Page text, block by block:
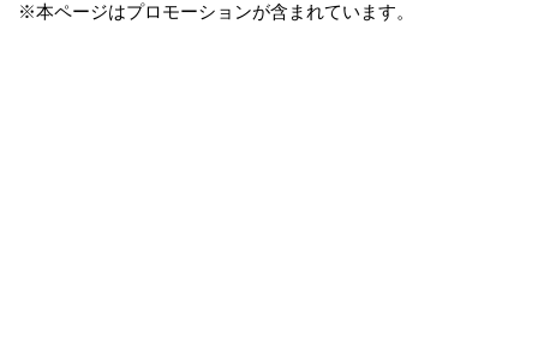
※本ページはプロモーションが含まれています。